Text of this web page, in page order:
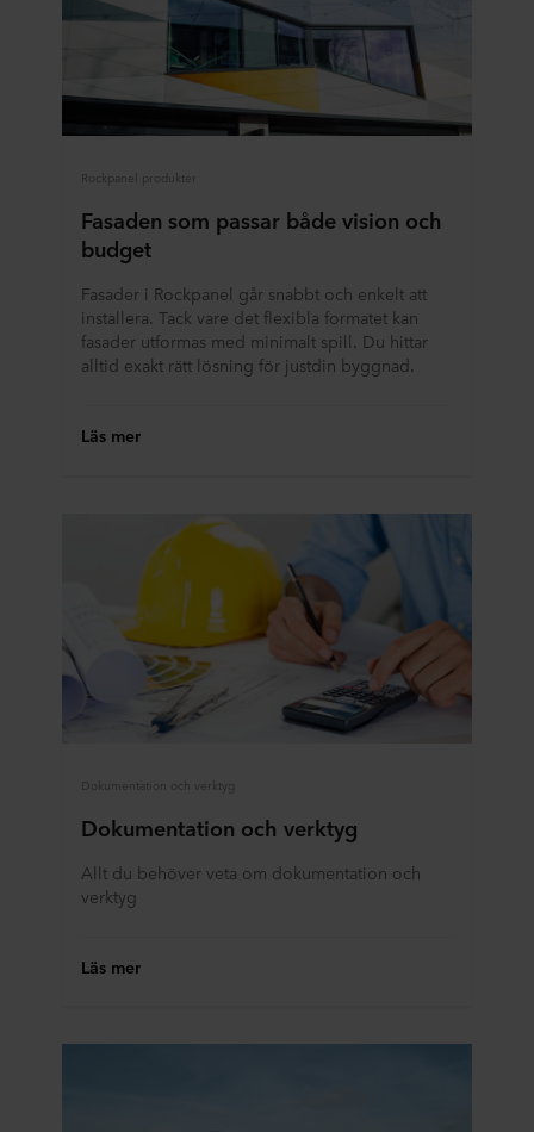
Rockpanel produkter
Fasaden som passar både vision och
budget
Fasader i Rockpanel går snabbt och enkelt att
installera. Tack vare det flexibla formatet kan
fasader utformas med minimalt spill. Du hittar
alltid exakt rätt lösning för justdin byggnad.
Läs mer
Dokumentation och verktyg
Dokumentation och verktyg
Allt du behöver veta om dokumentation och
verktyg
Läs mer